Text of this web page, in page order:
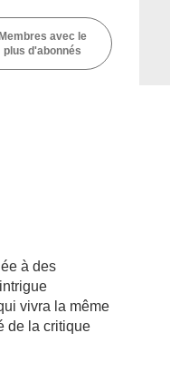
Membres avec le
plus d'abonnés
à des
vivra la même
de la critique